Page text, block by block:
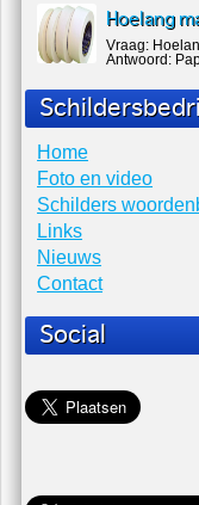
Hoelang
Vraag:
Antwoord:
Home
Foto en video
Schilders
Links
Nieuws
Contact
Social